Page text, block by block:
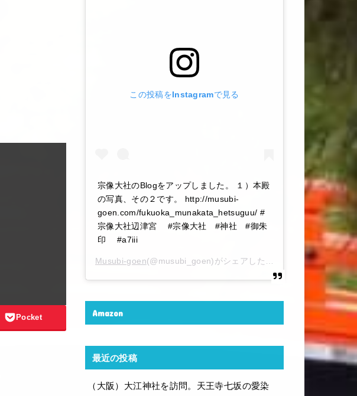
Pocket
この投稿をInstagramで見る
宗像大社のBlogをアップしました。 １）本殿
の写真、その２です。 http://musubi-
goen.com/fukuoka_munakata_hetsuguu/ #
宗像大社辺津宮 #宗像大社 #神社 #御朱
印 #a7iii
Musubi-goen(@musubi_goen)がシェアした投稿 – 2020年 6月月6
Amazon
最近の投稿
（大阪）大江神社を訪問。天王寺七坂の愛染